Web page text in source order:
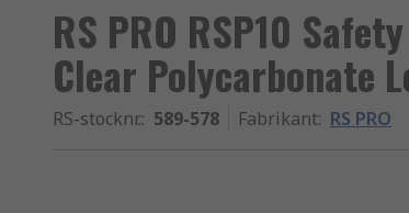
RS PRO RSP10
Clear Polycarbonate
RS-stocknr.: 589-578 Fabrikant: RS PRO